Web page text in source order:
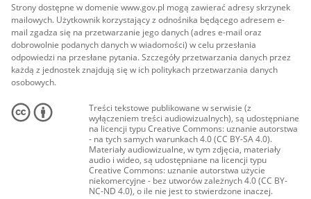
Strony dostępne w domenie www.gov.pl mogą zawierać adresy skrzynek
mailowych. Użytkownik korzystający z odnośnika będącego adresem e-
mail zgadza się na przetwarzanie jego danych (adres e-mail oraz
dobrowolnie podanych danych w wiadomości) w celu przesłania
odpowiedzi na przesłane pytania. Szczegóły przetwarzania danych przez
każdą z jednostek znajdują się w ich politykach przetwarzania danych
osobowych.
Treści tekstowe publikowane w serwisie (z
wyłączeniem treści audiowizualnych), są udostępniane
na licencji typu Creative Commons: uznanie autorstwa
- na tych samych warunkach 4.0 (CC BY-SA 4.0).
Materiały audiowizualne, w tym zdjęcia, materiały
audio i wideo, są udostępniane na licencji typu
Creative Commons: uznanie autorstwa użycie
niekomercyjne - bez utworów zależnych 4.0 (CC BY-
NC-ND 4.0), o ile nie jest to stwierdzone inaczej.